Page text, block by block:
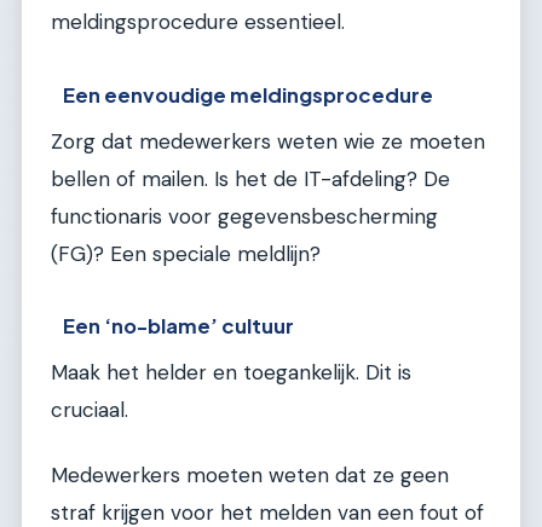
meldingsprocedure essentieel.
Een eenvoudige meldingsprocedure
Zorg dat medewerkers weten wie ze moeten
bellen of mailen. Is het de IT-afdeling? De
functionaris voor gegevensbescherming
(FG)? Een speciale meldlijn?
Een ‘no-blame’ cultuur
Maak het helder en toegankelijk. Dit is
cruciaal.
Medewerkers moeten weten dat ze geen
straf krijgen voor het melden van een fout of